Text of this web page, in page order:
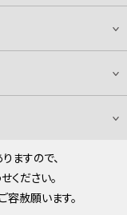
ますので、
ください。
赦願います。